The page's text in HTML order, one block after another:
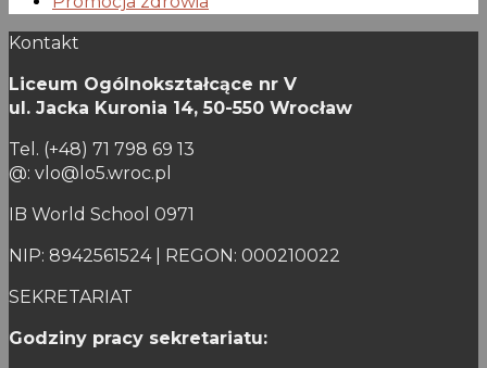
Kontakt
Liceum Ogólnokształcące nr V
ul. Jacka Kuronia 14, 50-550 Wrocław
Tel. (+48) 71 798 69 13
@: vlo@lo5.wroc.pl
IB World School 0971
NIP: 8942561524 | REGON: 000210022
SEKRETARIAT
Godziny pracy sekretariatu: